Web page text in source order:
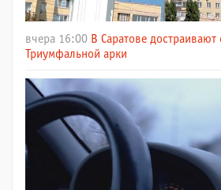
вчера 16:00 В Саратове достраивают
Триумфальной арки